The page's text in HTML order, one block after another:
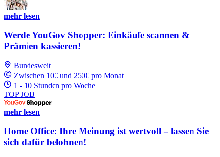
mehr lesen
Werde YouGov Shopper: Einkäufe scannen &
Prämien kassieren!
Bundesweit
Zwischen 10€ und 250€ pro Monat
1 - 10 Stunden pro Woche
TOP JOB
mehr lesen
Home Office: Ihre Meinung ist wertvoll – lassen Sie
sich dafür belohnen!